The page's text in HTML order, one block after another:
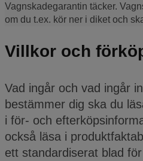
Vagnskadegarantin täcker.
om du t.ex. kör ner i diket och
Villkor och
Vad ingår och vad ingår
bestämmer dig ska du
i för- och
också läsa i
ett standardiserat blad